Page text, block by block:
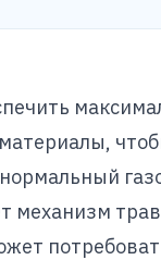
механизм